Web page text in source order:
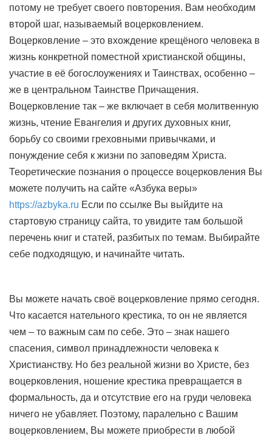
потому не требует своего повторения. Вам необходим
второй шаг, называемый воцерковлением.
Воцерковление – это вхождение крещёного человека в
жизнь конкретной поместной христианской общины,
участие в её богослоужениях и Таинствах, особенно –
же в центральном Таинстве Причащения.
Воцерковление так – же включает в себя молитвенную
жизнь, чтение Евангелия и других духовных книг,
борьбу со своими греховными привычками, и
понуждение себя к жизни по заповедям Христа.
Теоретические познания о процессе воцерковления Вы
можете получить на сайте «Азбука веры»
https://azbyka.ru Если по ссылке Вы выйдите на
стартовую страницу сайта, то увидите там большой
перечень книг и статей, разбитых по темам. Выбирайте
себе подходящую, и начинайте читать.
Вы можете начать своё воцерковление прямо сегодня.
Что касается нательного крестика, то он не является
чем – то важным сам по себе. Это – знак нашего
спасения, символ принадлежности человека к
Христианству. Но без реальной жизни во Христе, без
воцерковления, ношение крестика превращается в
формальность, да и отсутствие его на груди человека
ничего не убавляет. Поэтому, паралельно с Вашим
воцерковлением, Вы можете приобрести в любой